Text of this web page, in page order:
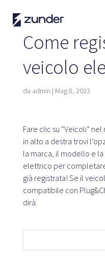
L'APP di Zunder
Come ricaricare?
Partner
Leasing
Grandi account
Come
veicolo
da admin | Mag 8, 2023
Fare clic su “Veicoli”
in alto a destra trovi
la marca, il modello e
elettrico per
già registrata! Se il
compatibile con
dirà.